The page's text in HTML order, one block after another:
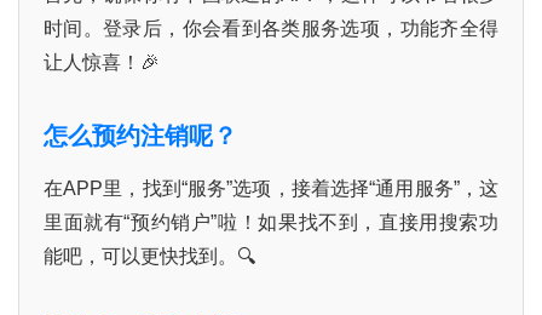
时间。登录后，你会看到各类服务选项，功能齐全得
让人惊喜！🎉
怎么预约注销呢？
在APP里，找到“服务”选项，接着选择“通用服务”，这
里面就有“预约销户”啦！如果找不到，直接用搜索功
能吧，可以更快找到。🔍